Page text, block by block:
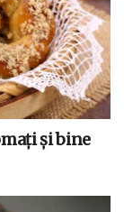
și bine